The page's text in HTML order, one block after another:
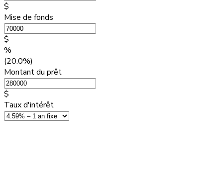
$
Mise de fonds
$
%
(20.0%)
Montant du prêt
$
Taux d'intérêt